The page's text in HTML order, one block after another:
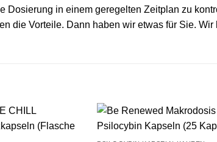
Dosierung in einem geregelten Zeitplan zu
die Vorteile. Dann haben wir etwas für Sie. Wir